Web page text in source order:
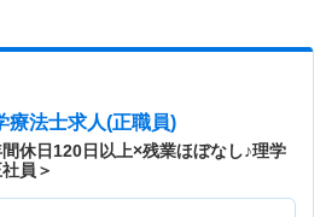
療法士求人(正職員)
間休日120日以上×残業ほぼなし♪理学
員＞